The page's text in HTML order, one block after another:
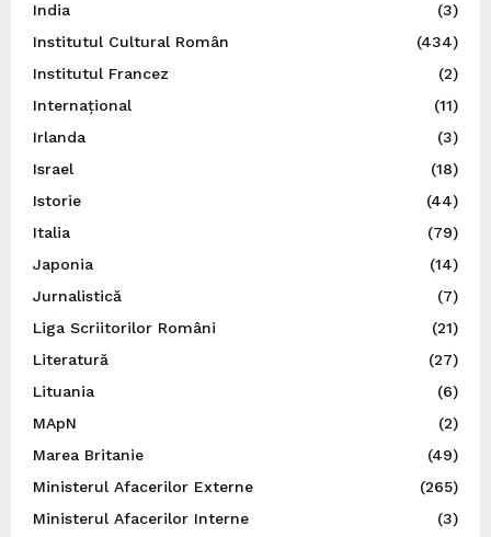
India
(3)
Institutul Cultural Român
(434)
Institutul Francez
(2)
Internațional
(11)
Irlanda
(3)
Israel
(18)
Istorie
(44)
Italia
(79)
Japonia
(14)
Jurnalistică
(7)
Liga Scriitorilor Români
(21)
Literatură
(27)
Lituania
(6)
MApN
(2)
Marea Britanie
(49)
Ministerul Afacerilor Externe
(265)
Ministerul Afacerilor Interne
(3)